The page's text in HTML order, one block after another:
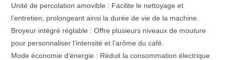
Unité de percolation amovible : Facilite le nettoyage et
l’entretien, prolongeant ainsi la durée de vie de la machine.
Broyeur intégré réglable : Offre plusieurs niveaux de mouture
pour personnaliser l’intensité et l’arôme du café.
Mode économie d’énergie : Réduit la consommation électrique